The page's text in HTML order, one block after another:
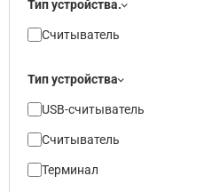
Тип устройства.
Считыватель
Тип устройства
USB-считыватель
Считыватель
Терминал